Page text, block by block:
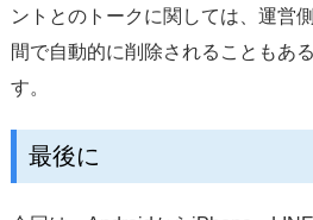
ントとのトークに関しては、運営
間で自動的に削除されることもあ
す。
最後に